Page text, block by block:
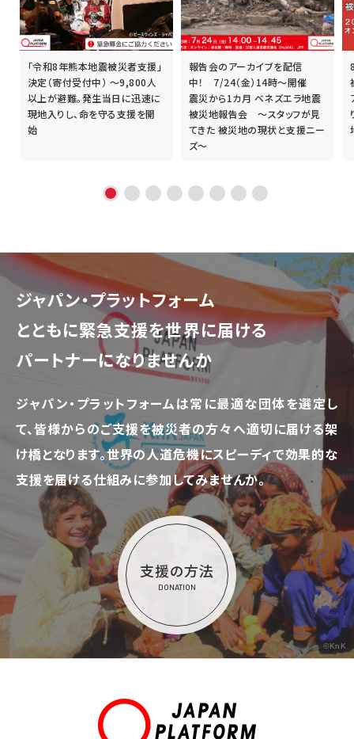
「令和8年熊本地震被災者支援」
決定（寄付受付中） ～9,800人
以上が避難。発生当日に迅速に
現地入りし、命を守る支援を開
始
報告会のアーカイブを配信
中！ 7/24（金）14時～開催
震災から1カ月 ベネズエラ地震
被災地報告会 ～スタッフが見
てきた 被災地の現状と支援ニー
ズ～
ジャパン・プラットフォーム
とともに緊急支援を世界に届ける
パートナーになりませんか
ジャパン・プラットフォームは常に最適な団体を選定し
て、皆様からのご支援を被災者の方々へ適切に届ける架
け橋となります。世界の人道危機にスピーディで効果的な
支援を届ける仕組みに参加してみませんか。
支援の方法
DONATION
©KnK